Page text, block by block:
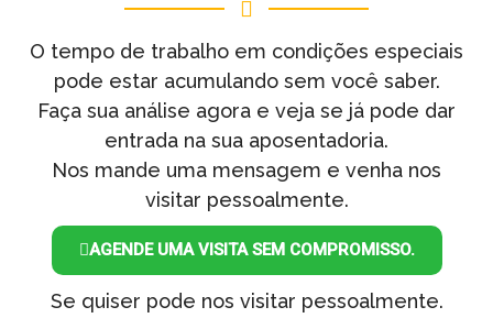
O tempo de trabalho em condições especiais
pode estar acumulando sem você saber.
Faça sua análise agora e veja se já pode dar
entrada na sua aposentadoria.
Nos mande uma mensagem e venha nos
visitar pessoalmente.
AGENDE UMA VISITA SEM COMPROMISSO.
Se quiser pode nos visitar pessoalmente.